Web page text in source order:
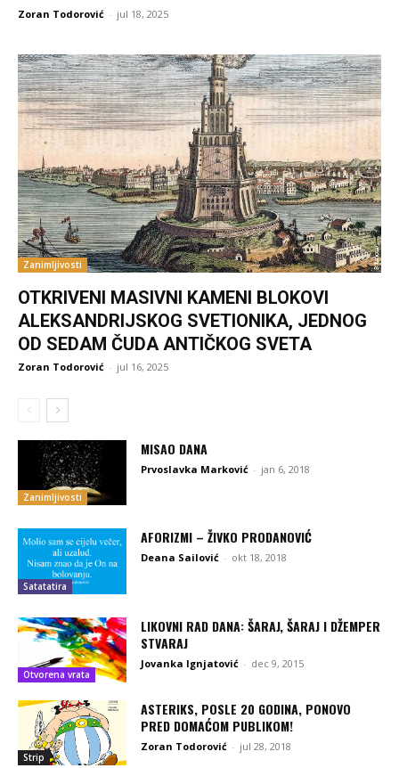
Zoran Todorović - jul 18, 2025
Zanimljivosti
OTKRIVENI MASIVNI KAMENI BLOKOVI
ALEKSANDRIJSKOG SVETIONIKA, JEDNOG
OD SEDAM ČUDA ANTIČKOG SVETA
Zoran Todorović - jul 16, 2025
Zanimljivosti
MISAO DANA
Prvoslavka Marković - jan 6, 2018
Satatatira
AFORIZMI – ŽIVKO PRODANOVIĆ
Deana Sailović - okt 18, 2018
Otvorena vrata
LIKOVNI RAD DANA: ŠARAJ, ŠARAJ I DŽEMPER
STVARAJ
Jovanka Ignjatović - dec 9, 2015
Strip
ASTERIKS, POSLE 20 GODINA, PONOVO
PRED DOMAĆOM PUBLIKOM!
Zoran Todorović - jul 28, 2018